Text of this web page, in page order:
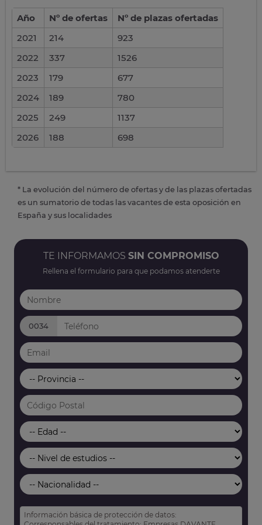
Año Nº de ofertas
Nº de plazas ofertadas
2021
214
923
2022
337
1526
2023
179
677
2024
189
780
2025
249
1137
2026
188 698
* La evolución del número de ofertas y de las plazas ofertadas
es un sumatorio de todas las vacantes de esta oposición en
España y sus localidades
TE INFORMAMOS SIN COMPROMISO
Rellena el formulario para que podamos atenderte
0034
Información básica de protección de datos: